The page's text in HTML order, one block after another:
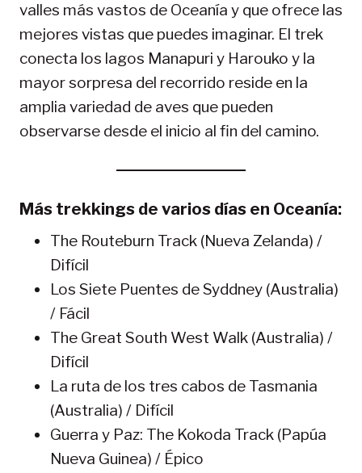
valles más vastos de Oceanía y que ofrece las
mejores vistas que puedes imaginar. El trek
conecta los lagos Manapuri y Harouko y la
mayor sorpresa del recorrido reside en la
amplia variedad de aves que pueden
observarse desde el inicio al fin del camino.
Más trekkings de varios días en Oceanía:
The Routeburn Track (Nueva Zelanda) /
Difícil
Los Siete Puentes de Syddney (Australia)
/ Fácil
The Great South West Walk (Australia) /
Difícil
La ruta de los tres cabos de Tasmania
(Australia) / Difícil
Guerra y Paz: The Kokoda Track (Papúa
Nueva Guinea) / Épico